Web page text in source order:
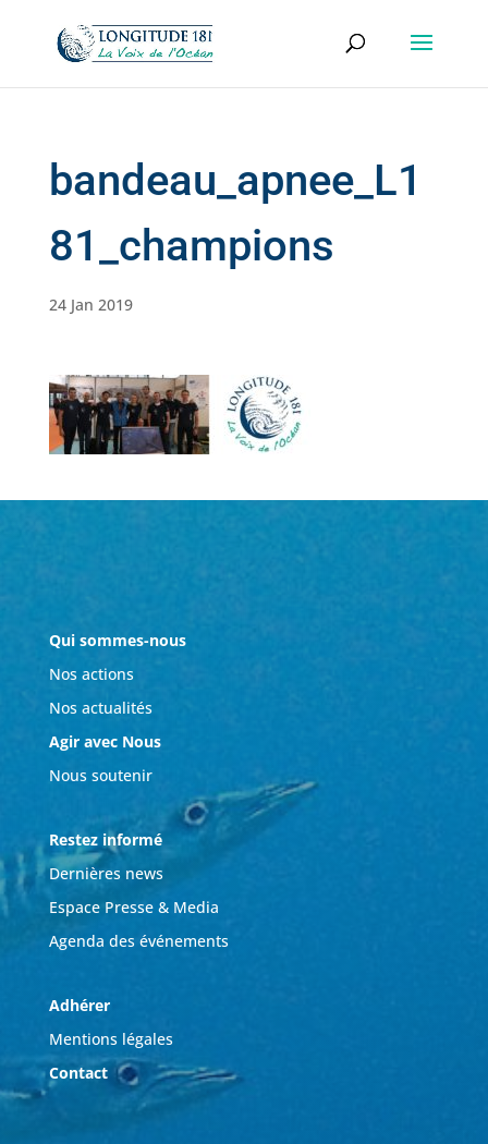
bandeau_apnee_L1
81_champions
24 Jan 2019
Qui sommes-nous
Nos actions
Nos actualités
Agir avec Nous
Nous soutenir
Restez informé
Dernières news
Espace Presse & Media
Agenda des événements
Adhérer
Mentions légales
Contact